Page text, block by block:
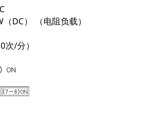
DC） （电阻负载）
/分）